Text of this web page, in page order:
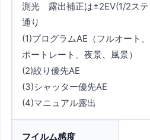
測光 露出補正は±2EV(1/2ステ
通り
(1)プログラムAE（フルオート
ポートレート、夜景、風景）
(2)絞り優先AE
(3)シャッター優先AE
(4)マニュアル露出
フイルム感度